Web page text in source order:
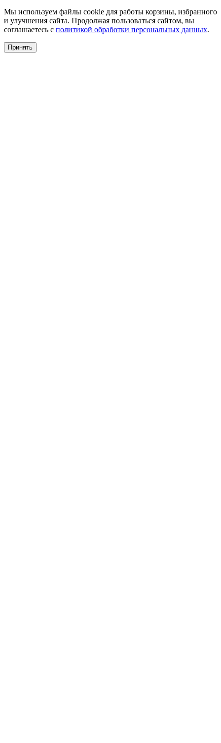
Мы используем файлы cookie для работы корзины, избранного
и улучшения сайта. Продолжая пользоваться сайтом, вы
соглашаетесь с политикой обработки персональных данных.
Принять